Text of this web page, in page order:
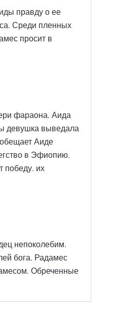
правду о ее
Среди пленных
просит в
фараона. Аида
девушка выведала
Аиде
в Эфиопию.
победу. их
непоколебим.
бога. Радамес
Обреченные